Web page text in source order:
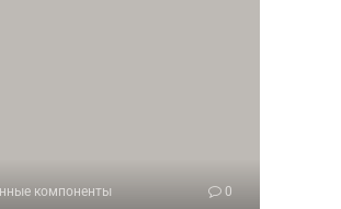
компоненты 0